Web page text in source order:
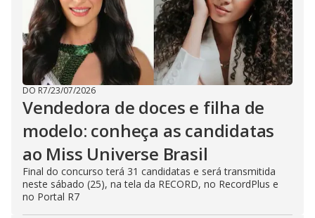
DO R7/23/07/2026
Vendedora de doces e filha de
modelo: conheça as candidatas
ao Miss Universe Brasil
Final do concurso terá 31 candidatas e será transmitida
neste sábado (25), na tela da RECORD, no RecordPlus e
no Portal R7